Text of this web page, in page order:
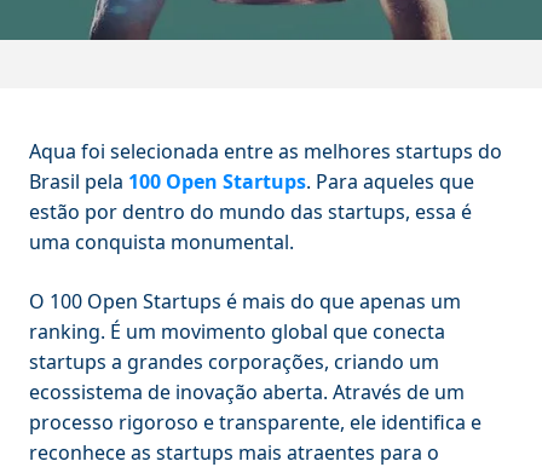
Aqua foi selecionada entre as melhores startups do
Brasil pela 100 Open Startups. Para aqueles que
estão por dentro do mundo das startups, essa é
uma conquista monumental.
O 100 Open Startups é mais do que apenas um
ranking. É um movimento global que conecta
startups a grandes corporações, criando um
ecossistema de inovação aberta. Através de um
processo rigoroso e transparente, ele identifica e
reconhece as startups mais atraentes para o